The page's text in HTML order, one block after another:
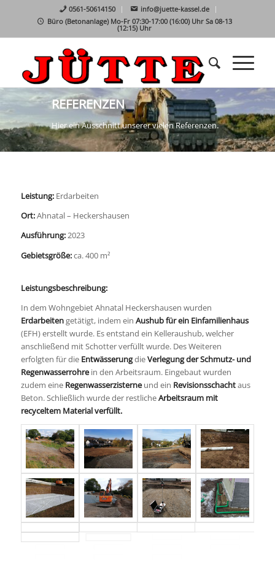
0561-50614150
info@juette-kassel.de
Büro (Betonanlage) Mo-Fr 07:30-17:00 (16:00) Uhr Sa 08-13
(12:15) Uhr
REFERENZEN
Hier ein Ausschnitt unserer vielen Referenzen.
Leistung:Erdarbeiten
Ort:Ahnatal – Heckershausen
Ausführung:2023
Gebietsgröße:ca. 400 m²
Leistungsbeschreibung:
In dem Wohngebiet Ahnatal Heckershausen wurden
Erdarbeitengetätigt, indem ein Aushub für ein Einfamilienhaus
(EFH) erstellt wurde. Es entstand ein Kelleraushub, welcher
anschließend mit Schotter verfüllt wurde. Des Weiteren
erfolgten für die EntwässerungdieVerlegung der Schmutz- und
Regenwasserrohrein den Arbeitsraum. Eingebaut wurden
zudem eine Regenwasserzisterneund ein Revisionsschachtaus
Beton. Schließlich wurde der restlicheArbeitsraum mit
recyceltem Material verfüllt.